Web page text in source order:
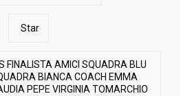
Star
FINALISTA AMICI SQUADRA BLU
BIANCA COACH EMMA
PEPE VIRGINIA TOMARCHIO